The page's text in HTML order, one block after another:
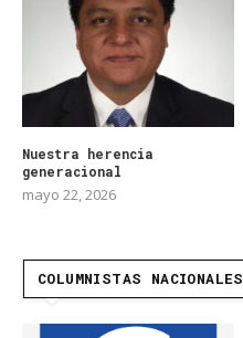
Nuestra herencia
generacional
mayo 22, 2026
COLUMNISTAS NACIONALES